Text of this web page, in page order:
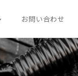
お問い合わせ